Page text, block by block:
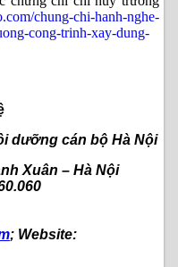
chung-chi-hanh-nghe-
cong-trinh-xay-dung-
dưỡng cán bộ Hà Nội
Xuân – Hà Nội
; Website: